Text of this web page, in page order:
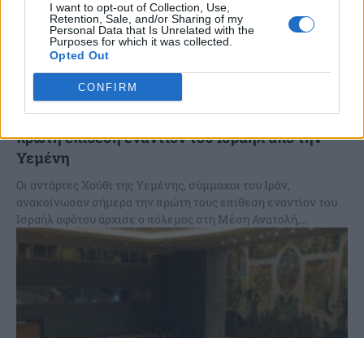
I want to opt-out of Collection, Use,
Retention, Sale, and/or Sharing of my
Personal Data that Is Unrelated with the
Purposes for which it was collected.
Opted Out
CONFIRM
Οι Χούθι αναλαμβάνουν την ευθύνη για την
πρώτη επίθεση εναντίον του Ισραήλ από την
Υεμένη
Οι αντάρτες Χούθι της Υεμένης, σύμμαχοι του Ιράν,
ανακοίνωσαν σήμερα την πρώτη τους επίθεση εναντίον του
Ισραήλ αφότου άρχισε ο πόλεμος στη Μέση Ανατολή,...